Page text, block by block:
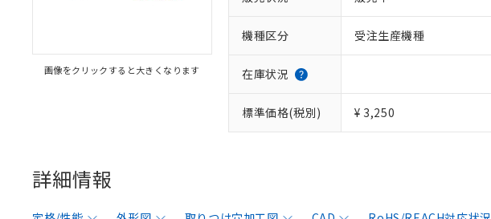
画像をクリックすると大きくなります
機種区分 受注生産機種
在庫状況
標準価格(税別) ¥ 3,250
詳細情報